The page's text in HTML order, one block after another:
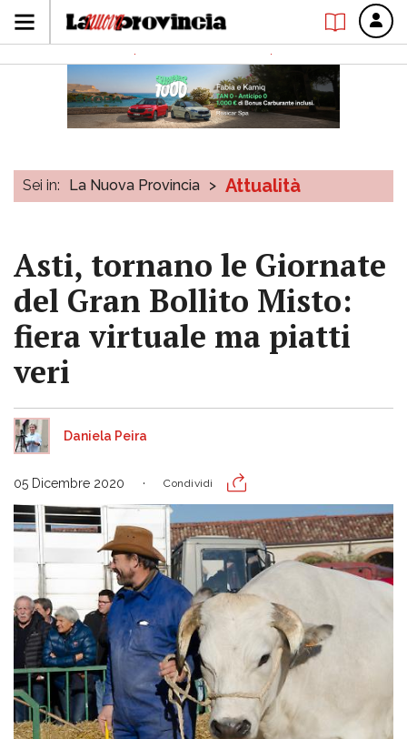
Sei in: La Nuova Provincia > Attualità
Asti, tornano le Giornate
del Gran Bollito Misto:
fiera virtuale ma piatti
veri
Daniela Peira
05 Dicembre 2020 Condividi